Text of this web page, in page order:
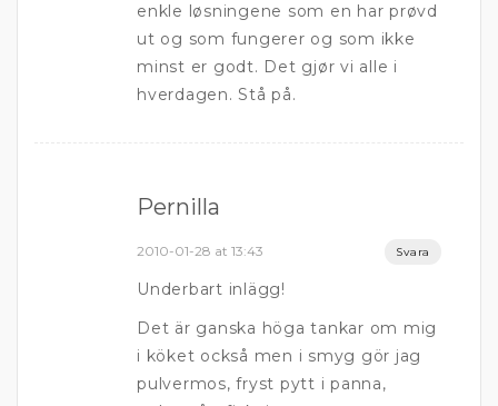
enkle løsningene som en har prøvd
ut og som fungerer og som ikke
minst er godt. Det gjør vi alle i
hverdagen. Stå på.
Pernilla
2010-01-28 at 13:43 Svara
Underbart inlägg!
Det är ganska höga tankar om mig
i köket också men i smyg gör jag
pulvermos, fryst pytt i panna,